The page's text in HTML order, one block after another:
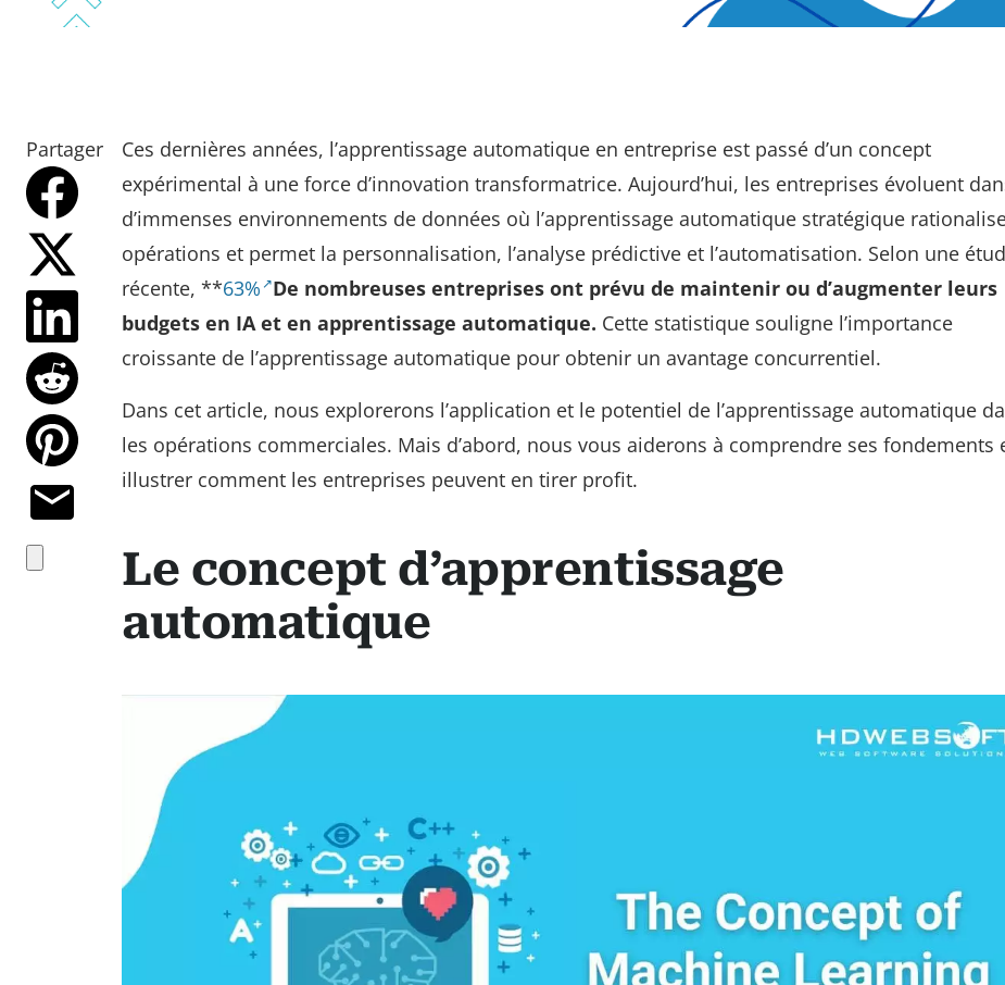
Partager
Ces dernières années, l’apprentissage automatique en entreprise est passé d’un concept
expérimental à une force d’innovation transformatrice. Aujourd’hui, les entreprises évoluent
d’immenses environnements de données où l’apprentissage automatique stratégique
opérations et permet la personnalisation, l’analyse prédictive et l’automatisation. Selon une
récente, **63% De nombreuses entreprises ont prévu de maintenir ou d’augmenter leurs
budgets en IA et en apprentissage automatique. Cette statistique souligne l’importance
croissante de l’apprentissage automatique pour obtenir un avantage concurrentiel.
Dans cet article, nous explorerons l’application et le potentiel de l’apprentissage automatique
les opérations commerciales. Mais d’abord, nous vous aiderons à comprendre ses fondements
illustrer comment les entreprises peuvent en tirer profit.
Le concept d’apprentissage
automatique